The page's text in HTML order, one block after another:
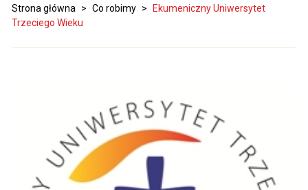
Strona główna > Co robimy >
Ekumeniczny Uniwersytet
Trzeciego Wieku